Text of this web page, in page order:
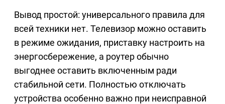
Вывод простой: универсального правила для
всей техники нет. Телевизор можно оставить
в режиме ожидания, приставку настроить на
энергосбережение, а роутер обычно
выгоднее оставить включенным ради
стабильной сети. Полностью отключать
устройства особенно важно при неисправной